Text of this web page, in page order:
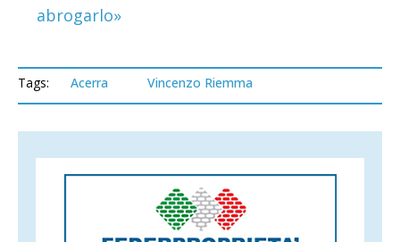
abrogarlo»
Tags: Acerra Vincenzo Riemma